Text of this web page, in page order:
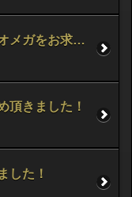
ご婚約指輪のお返しにオメガをお求め頂きました！
頂きました！
した！